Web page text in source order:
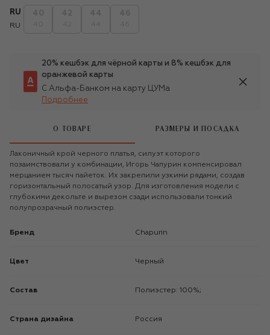
RU
RU
20% кешбэк для чёрной карты и 8% кешбэк для
оранжевой карты
С Альфа-Банком на карту ЦУМа
Подробнее
О ТОВАРЕ РАЗМЕРЫ И ПОСАДКА
Лаконичный крой черного платья, силуэт которого
позаимствовали у комбинации, Игорь Чапурин компенсировал
мерцанием тысяч пайеток. Их закрепили узкими рядами, создав
горизонтальный полосатый узор. Для изготовления модели с
глубокими декольте и вырезом сзади использовали тонкий
полупрозрачный полиэстер.
Бренд Chapurin
Цвет Черный
Состав Полиэстер: 100%;
Страна дизайна Россия